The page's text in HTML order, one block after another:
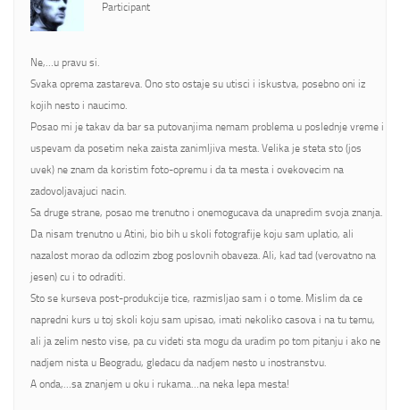
Participant
Ne,…u pravu si.
Svaka oprema zastareva. Ono sto ostaje su utisci i iskustva, posebno oni iz
kojih nesto i naucimo.
Posao mi je takav da bar sa putovanjima nemam problema u poslednje vreme i
uspevam da posetim neka zaista zanimljiva mesta. Velika je steta sto (jos
uvek) ne znam da koristim foto-opremu i da ta mesta i ovekovecim na
zadovoljavajuci nacin.
Sa druge strane, posao me trenutno i onemogucava da unapredim svoja znanja.
Da nisam trenutno u Atini, bio bih u skoli fotografije koju sam uplatio, ali
nazalost morao da odlozim zbog poslovnih obaveza. Ali, kad tad (verovatno na
jesen) cu i to odraditi.
Sto se kurseva post-produkcije tice, razmisljao sam i o tome. Mislim da ce
napredni kurs u toj skoli koju sam upisao, imati nekoliko casova i na tu temu,
ali ja zelim nesto vise, pa cu videti sta mogu da uradim po tom pitanju i ako ne
nadjem nista u Beogradu, gledacu da nadjem nesto u inostranstvu.
A onda,…sa znanjem u oku i rukama…na neka lepa mesta!